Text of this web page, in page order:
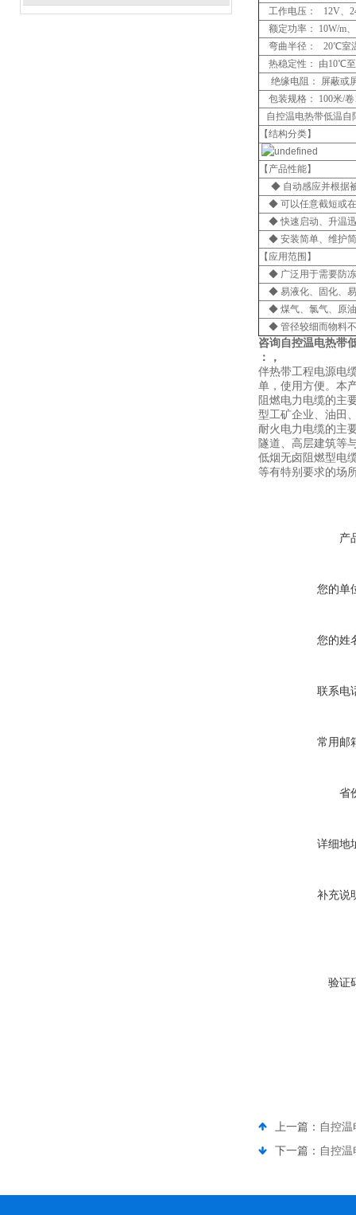
工作电压： 12V、
额定功率： 10W/m
弯曲半径： 20℃室
热稳定性： 由10℃
绝缘电阻： 屏蔽或
包装规格： 100米/
自控温电热带低温自
【结构分类】
【产品性能】
◆ 自动感应并根据
◆ 可以任意截短或
◆ 快速启动、升温
◆ 安装简单、维护
【应用范围】
◆ 广泛用于需要防
◆ 易液化、固化、
◆ 煤气、氯气、原
◆ 管径较细而物料
咨询 自控温电热带
：，
伴热带工程电源电
单，使用方便。本
阻燃电力电缆的主
型工矿企业、油田
耐火电力电缆的主
隧道、高层建筑等
低烟无卤阻燃型电
等有特别要求的场
产
您的单
您的姓
联系电
常用邮
省
详细地
补充说
验证
上一篇： 自控
下一篇： 自控